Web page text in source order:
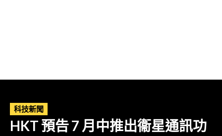
科技新聞
HKT 預告 7 月中推出衞星通訊功